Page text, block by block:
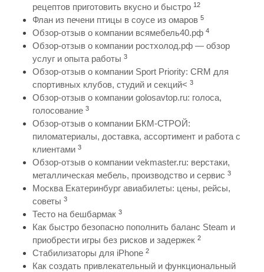
рецептов приготовить вкусно и быстро 12
Флан из печени птицы в соусе из омаров 5
Обзор-отзыв о компании всямебель40.рф 4
Обзор-отзыв о компании ростхолод.рф — обзор
услуг и опыта работы 3
Обзор-отзыв о компании Sport Priority: CRM для
спортивных клубов, студий и секций< 3
Обзор-отзыв о компании golosavtop.ru: голоса,
голосование 3
Обзор-отзыв о компании БКМ-СТРОЙ:
пиломатериалы, доставка, ассортимент и работа с
клиентами 3
Обзор-отзыв о компании vekmaster.ru: верстаки,
металлическая мебель, производство и сервис 3
Москва Екатеринбург авиабилеты: цены, рейсы,
советы 3
Тесто на бешбармак 3
Как быстро безопасно пополнить баланс Steam и
приобрести игры без рисков и задержек 2
Стабилизаторы для iPhone 2
Как создать привлекательный и функциональный